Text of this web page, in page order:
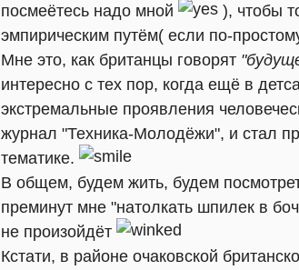
посмеётесь надо мной
), чтобы
эмпирическим путём( если по-
Мне это, как британцы говорят
интересно с тех пор, когда ещё в
экстремальные проявления
журнал "Техника-Молодёжи", и стал
тематике.
В общем, будем жить, будем
преминут мне "натолкать шпилек в
не произойдёт
Кстати, в районе очаковской